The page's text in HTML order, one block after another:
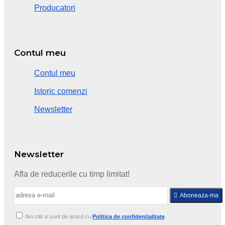
Producatori
Contul meu
Contul meu
Istoric comenzi
Newsletter
Newsletter
Afla de reducerile cu timp limitat!
Aboneaza-ma
Am citit si sunt de acord cu Politica de confidentialitate